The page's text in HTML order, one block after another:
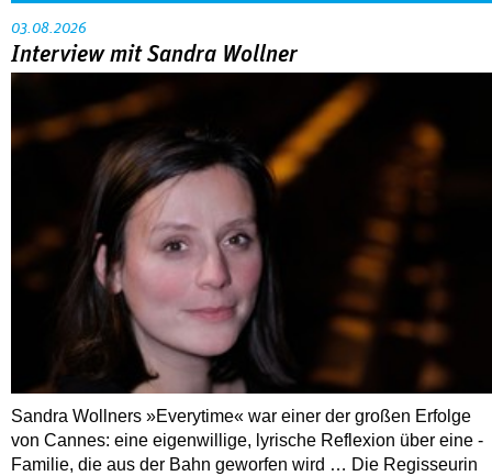
03.08.2026
Interview mit Sandra Wollner
Sandra Wollners »Everytime« war einer der großen Erfolge
von Cannes: eine eigenwillige, lyrische Reflexion über eine ­
Familie, die aus der Bahn geworfen wird … Die Regisseurin